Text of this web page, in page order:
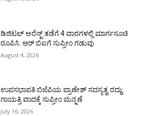
ಡಿಜಿಟಲ್ ಅರೆಸ್ಟ್ ತಡೆಗೆ 4 ವಾರಗಳಲ್ಲಿ ಮಾರ್ಗಸೂಚಿ
ರೂಪಿಸಿ: ಆರ್ ಬಿಐಗೆ ಸುಪ್ರೀಂ ಗಡುವು
August 4, 2026
ಉಪಸಭಾಪತಿ ಬಿಜೆಪಿಯ ಪ್ರಾಣೇಶ್ ಸದಸ್ಯತ್ವ ರದ್ದು:
ಗಾಯತ್ರಿ ವಾದಕ್ಕೆ ಸುಪ್ರೀಂ ಮನ್ನಣೆ
July 16, 2026